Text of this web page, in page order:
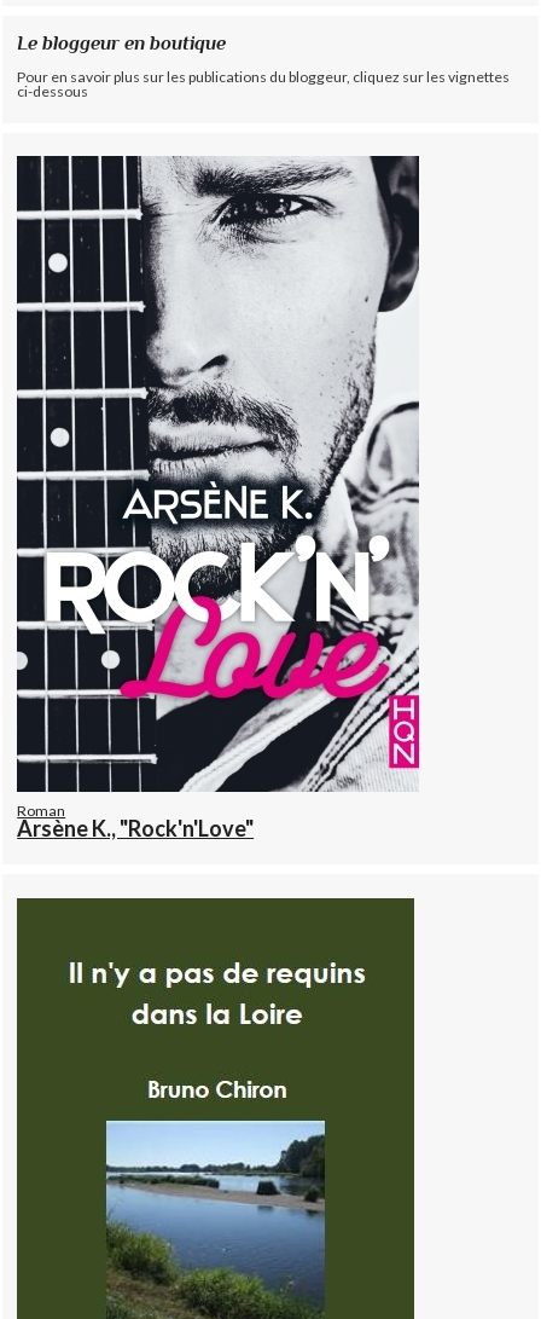
Le bloggeur en boutique
Pour en savoir plus sur les publications du bloggeur, cliquez sur les vignettes
ci-dessous
Roman
Arsène K., "Rock'n'Love"